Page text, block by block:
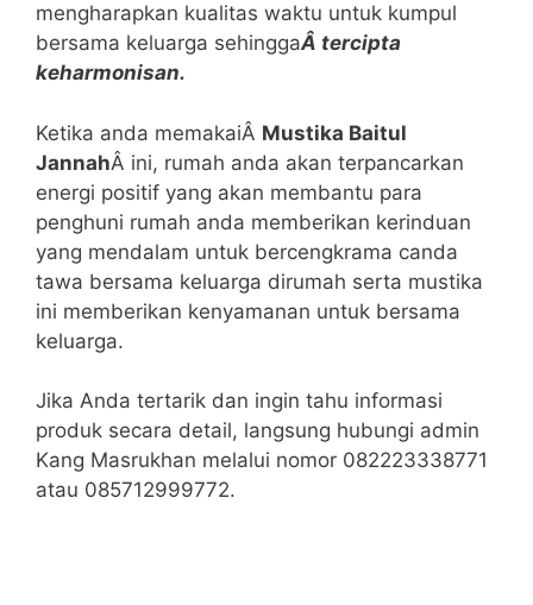
mengharapkan kualitas waktu untuk kumpul
bersama keluarga sehinggaÂ tercipta
keharmonisan.
Ketika anda memakaiÂ Mustika Baitul
JannahÂ ini, rumah anda akan terpancarkan
energi positif yang akan membantu para
penghuni rumah anda memberikan kerinduan
yang mendalam untuk bercengkrama canda
tawa bersama keluarga dirumah serta mustika
ini memberikan kenyamanan untuk bersama
keluarga.
Jika Anda tertarik dan ingin tahu informasi
produk secara detail, langsung hubungi admin
Kang Masrukhan melalui nomor 082223338771
atau 085712999772.